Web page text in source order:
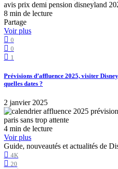
8 min de lecture
Partage
Voir plus
0
0
1
Prévisions d’affluence 2025, visiter
quelles dates ?
2 janvier 2025
4 min de lecture
Voir plus
Guide, nouveautés et actualités de
4K
20